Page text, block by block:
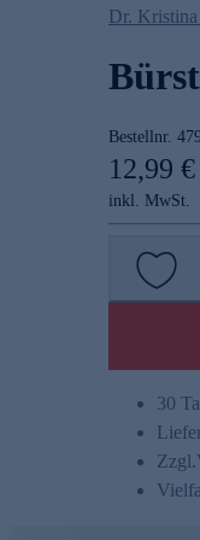
Dr.
Bestellnr.
12,99 €
inkl. MwSt.
30
Zzgl.